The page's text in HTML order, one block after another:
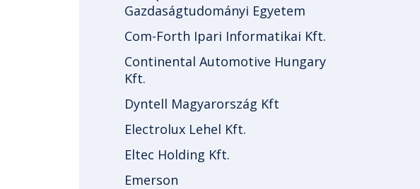
Gazdaságtudományi Egyetem
Com-Forth Ipari Informatikai Kft.
Continental Automotive Hungary
Kft.
Dyntell Magyarország Kft
Electrolux Lehel Kft.
Eltec Holding Kft.
Emerson